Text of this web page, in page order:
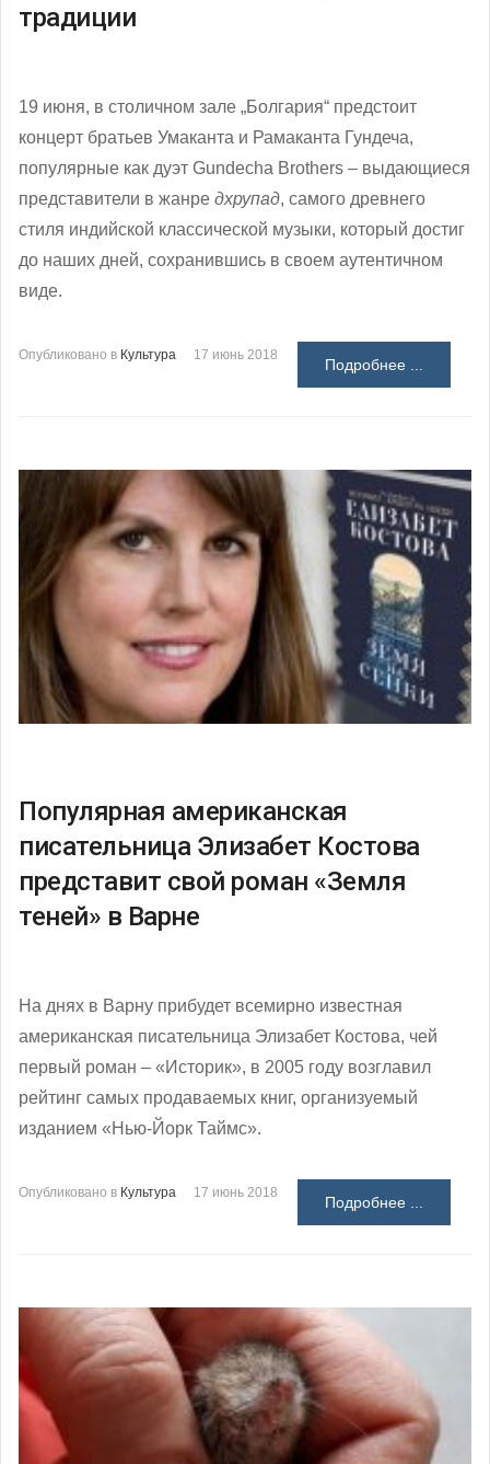
традиции
19 июня, в столичном зале „Болгария“ предстоит
концерт братьев Умаканта и Рамаканта Гундеча,
популярные как дуэт Gundecha Brothers – выдающиеся
представители в жанре дхрупад, самого древнего
стиля индийской классической музыки, который достиг
до наших дней, сохранившись в своем аутентичном
виде.
Опубликовано в Культура 17 июнь 2018
Подробнее ...
Популярная американская
писательница Элизабет Костова
представит свой роман «Земля
теней» в Варне
На днях в Варну прибудет всемирно известная
американская писательница Элизабет Костова, чей
первый роман – «Историк», в 2005 году возглавил
рейтинг самых продаваемых книг, организуемый
изданием «Нью-Йорк Таймс».
Опубликовано в Культура 17 июнь 2018
Подробнее ...